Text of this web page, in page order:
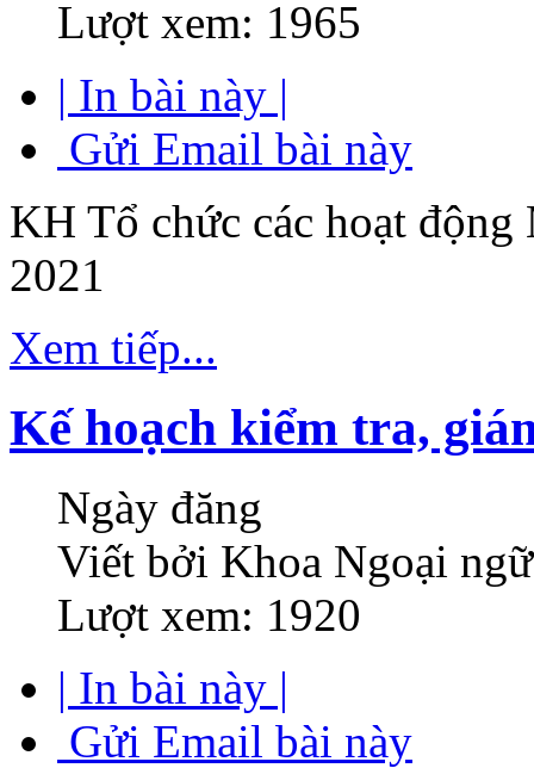
Lượt xem: 1965
| In bài này |
Gửi Email bài này
KH Tổ chức các hoạt
2021
Xem tiếp...
Kế hoạch kiểm tra,
Ngày đăng
Viết bởi Khoa Ngoại ngữ
Lượt xem: 1920
| In bài này |
Gửi Email bài này